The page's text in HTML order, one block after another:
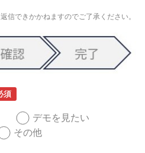
信できかかねますのでご了承ください。
デモを見たい
その他